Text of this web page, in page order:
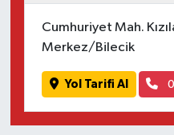
Cumhuriyet Mah.
Merkez/Bilecik
Yol Tarifi Al